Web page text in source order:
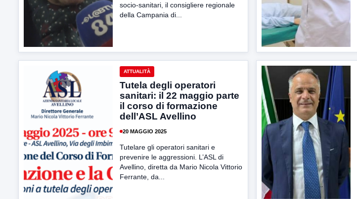
socio-sanitari, il consigliere regionale
della Campania di...
ATTUALITÀ
Tutela degli operatori
sanitari: il 22 maggio parte
il corso di formazione
dell’ASL Avellino
20 MAGGIO 2025
Tutelare gli operatori sanitari e
prevenire le aggressioni. L’ASL di
Avellino, diretta da Mario Nicola Vittorio
Ferrante, da...